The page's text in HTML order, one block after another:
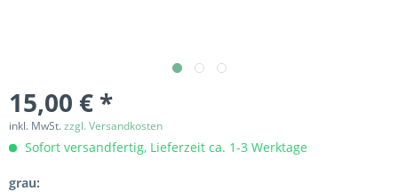
15,00 € *
inkl. MwSt.zzgl. Versandkosten
Sofort versandfertig, Lieferzeit ca. 1-3 Werktage
grau: